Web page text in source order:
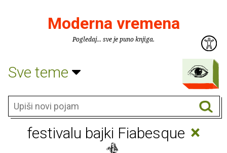
Moderna vremena
Pogledaj... sve je puno knjiga.
Sve teme
festivalu bajki Fiabesque ×